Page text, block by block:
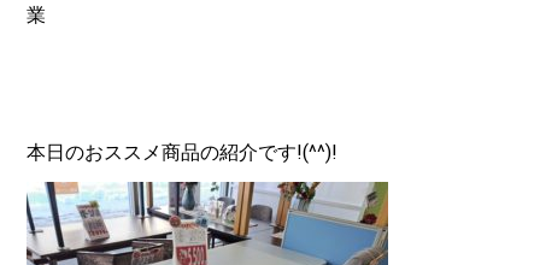
業
本日のおススメ商品の紹介です!(^^)!